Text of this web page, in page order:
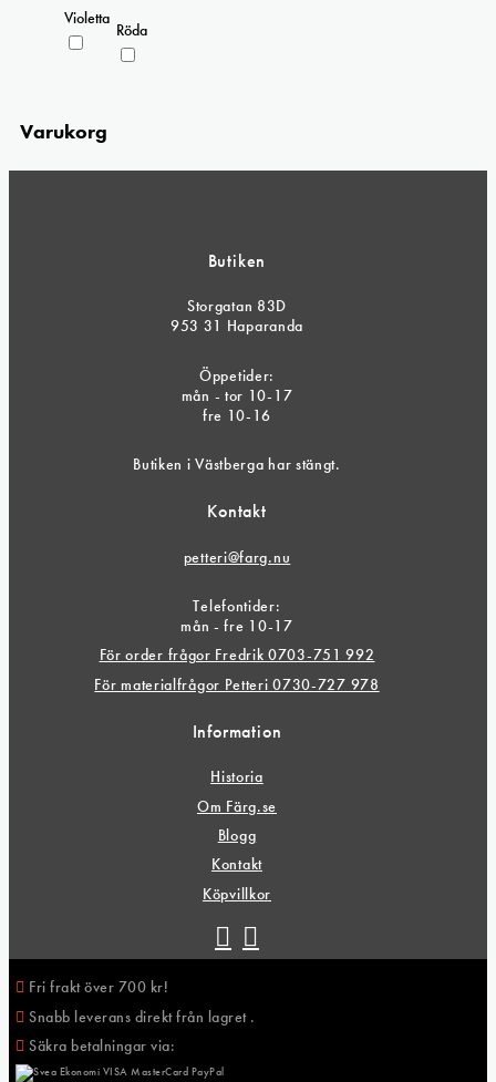
Violetta
Röda
Varukorg
Butiken
Storgatan 83D
953 31 Haparanda
Öppetider:
mån - tor 10-17
fre 10-16
Butiken i Västberga har stängt.
Kontakt
petteri@farg.nu
Telefontider:
mån - fre 10-17
För order frågor Fredrik 0703-751 992
För materialfrågor Petteri 0730-727 978
Information
Historia
Om Färg.se
Blogg
Kontakt
Köpvillkor
Fri frakt över 700 kr!
Snabb leverans direkt från lagret .
Säkra betalningar via: